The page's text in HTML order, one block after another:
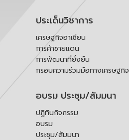
ประเด็นวิชาการ
เศรษฐกิจอาเซียน
การค้าชายแดน
การพัฒนาที่ยั่งยืน
กรอบความร่วมมือทางเศรษฐกิจ
อบรม ประชุม/สัมมนา
ปฏิทินกิจกรรม
อบรม
ประชุม/สัมมนา